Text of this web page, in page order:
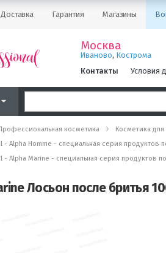
Доставка Гарантия Магазины
Москва
Иваново, Кострома
Контакты
Условия
косметика Косметика для
- Alpha Homme - специальная серия
- Alpha Marine - специальная серия продуктов
Лосьон после бритья